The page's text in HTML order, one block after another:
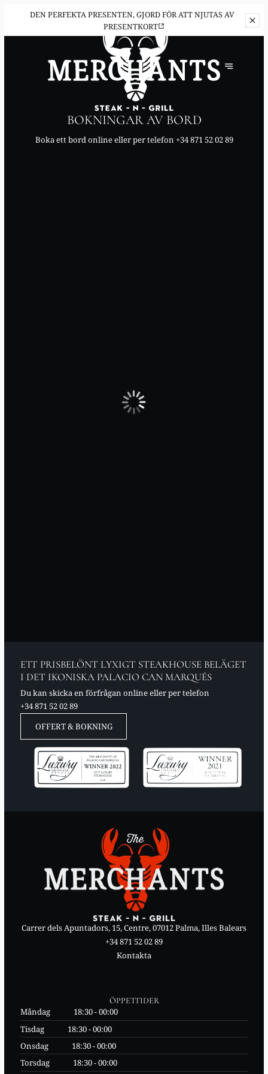
DEN PERFEKTA PRESENTEN, GJORD FÖR ATT NJUTAS AV
PRESENTKORT
BOKNINGAR AV BORD
Boka ett bord online eller per telefon +34 871 52 02 89
ETT PRISBELÖNT LYXIGT STEAKHOUSE BELÄGET
I DET IKONISKA PALACIO CAN MARQUÉS
Du kan skicka en förfrågan online eller per telefon
+34 871 52 02 89
OFFERT & BOKNING
Carrer dels Apuntadors, 15, Centre, 07012 Palma, Illes Balears
+34 871 52 02 89
Kontakta
ÖPPETTIDER
Måndag
18:30 - 00:00
Tisdag
18:30 - 00:00
Onsdag
18:30 - 00:00
Torsdag
18:30 - 00:00